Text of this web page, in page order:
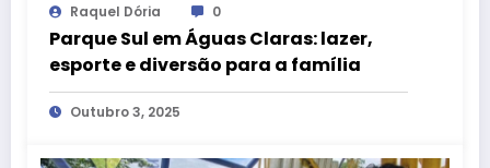
Raquel Dória 0
Parque Sul em Águas Claras: lazer,
esporte e diversão para a família
Outubro 3, 2025